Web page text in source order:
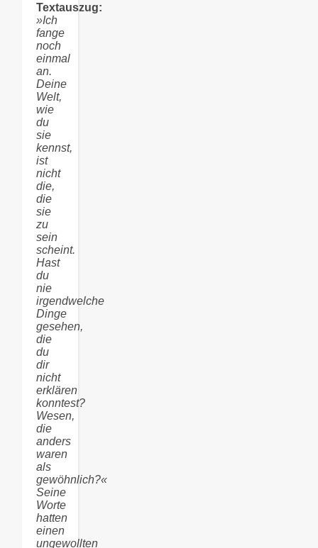
Textauszug:
»Ich
fange
noch
einmal
an.
Deine
Welt,
wie
du
sie
kennst,
ist
nicht
die,
die
sie
zu
sein
scheint.
Hast
du
nie
irgendwelche
Dinge
gesehen,
die
du
dir
nicht
erklären
konntest?
Wesen,
die
anders
waren
als
gewöhnlich?«
Seine
Worte
hatten
einen
ungewollten